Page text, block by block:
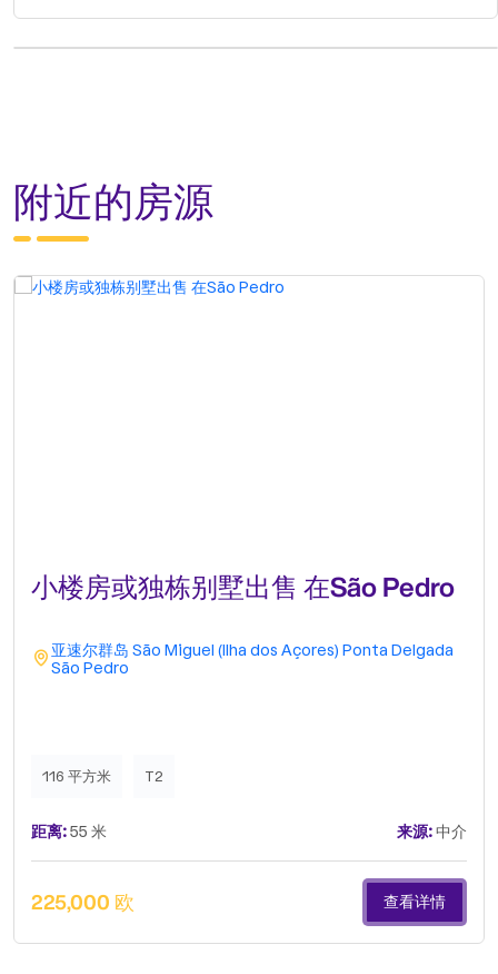
附近的房源
小楼房或独栋别墅出售 在São Pedro
亚速尔群岛 São Miguel (Ilha dos Açores) Ponta Delgada
São Pedro
116 平方米 T2
距离:55 米 来源:中介
225,000 欧 查看详情